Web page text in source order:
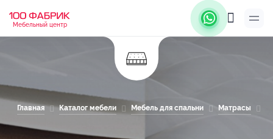
Мебельный центр
Главная Каталог мебели Мебель для спальни Матрасы